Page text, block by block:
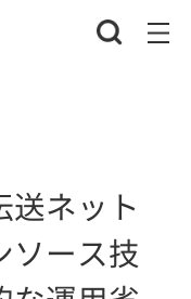
送ネット
ソース技